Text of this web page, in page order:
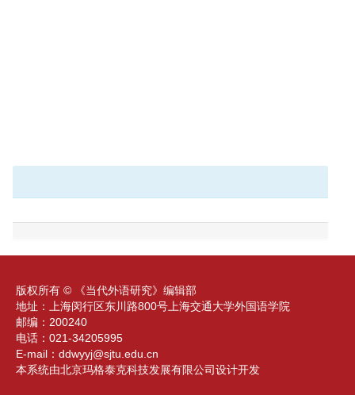
版权所有 © 《当代外语研究》编辑部
地址：上海闵行区东川路800号上海交通大学外国语学院
邮编：200240
电话：021-34205995
E-mail： ddwyyj@sjtu.edu.cn
本系统由北京玛格泰克科技发展有限公司设计开发